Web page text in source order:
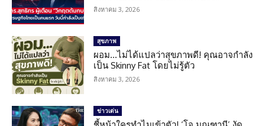
สิงหาคม 3, 2026
สุขภาพ
ผอม…ไม่ได้แปลว่าสุขภาพดี! คุณอาจกำลัง
เป็น Skinny Fat โดยไม่รู้ตัว
สิงหาคม 3, 2026
ข่าวเด่น